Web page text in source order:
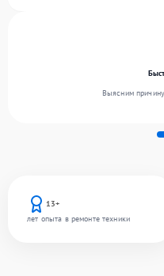
13+
лет опыта в ремонте техники
Выясним